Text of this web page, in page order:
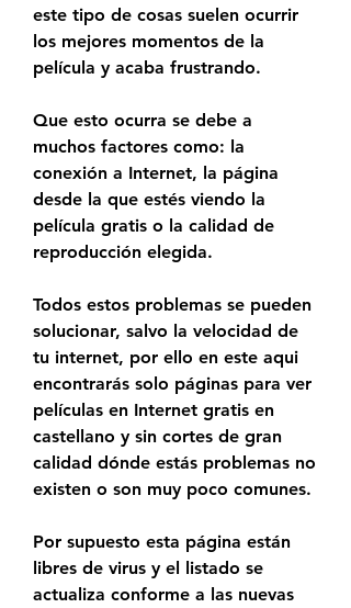
este tipo de cosas suelen ocurrir
los mejores momentos de la
película y acaba frustrando.
Que esto ocurra se debe a
muchos factores como: la
conexión a Internet, la página
desde la que estés viendo la
película gratis o la calidad de
reproducción elegida.
Todos estos problemas se pueden
solucionar, salvo la velocidad de
tu internet, por ello en este aqui
encontrarás solo páginas para ver
películas en Internet gratis en
castellano y sin cortes de gran
calidad dónde estás problemas no
existen o son muy poco comunes.
Por supuesto esta página están
libres de virus y el listado se
actualiza conforme a las nuevas